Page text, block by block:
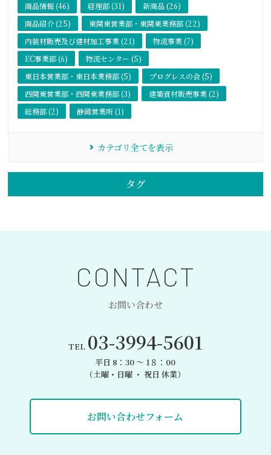
商品情報 (46)
経理部 (31)
新商品 (26)
商品紹介 (25)
東関東営業部・東関東業務部 (22)
内装材販売及び建材加工事業 (21)
物流事業 (7)
EC事業部 (6)
物流センター (5)
東日本営業部・東日本業務部 (5)
プログレスの会 (5)
西関東営業部・西関東業務部 (3)
建築資材販売事業 (2)
総務部 (2)
静岡営業所 (1)
カテゴリ全てを表示
タグ
CONTACT
お問い合わせ
TEL 03-3994-5601
平日 8：30 〜 1８：00
（土曜・日曜 ・ 祝日 休業）
お問い合わせフォーム